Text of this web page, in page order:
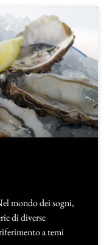
mondo dei sogni,
di diverse
a temi